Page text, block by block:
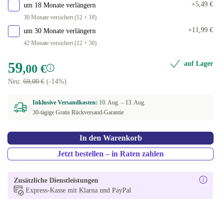
um 18 Monate verlängern
30 Monate versichert (12 + 18)
+5,49 €
um 30 Monate verlängern
42 Monate versichert (12 + 30)
+11,99 €
59,00 €
Neu: 69,00 € (-14%)
auf Lager
Inklusive Versandkosten: 10. Aug. – 13. Aug.
30-tägige Gratis Rückversand-Garantie
In den Warenkorb
Jetzt bestellen – in Raten zahlen
Zusätzliche Dienstleistungen
Express-Kasse mit Klarna und PayPal